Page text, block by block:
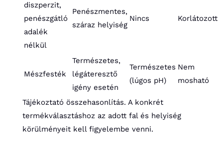
diszperzit,
penészgátló
adalék
nélkül
Penészmentes,
száraz helyiség
Nincs Korlátozott
Mészfesték
Természetes,
légáteresztő
igény esetén
Természetes
(lúgos pH)
Nem
mosható
Tájékoztató összehasonlítás. A konkrét
termékválasztáshoz az adott fal és helyiség
körülményeit kell figyelembe venni.